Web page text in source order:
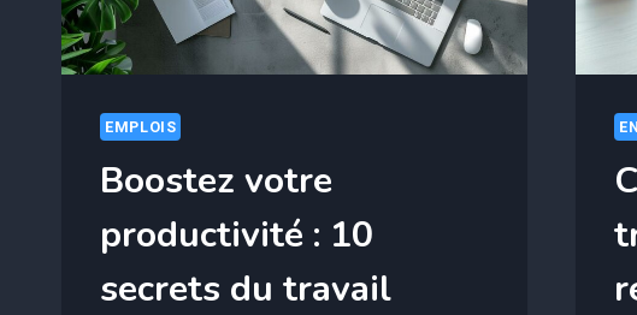
EMPLOIS
Boostez votre
productivité : 10
secrets du travail